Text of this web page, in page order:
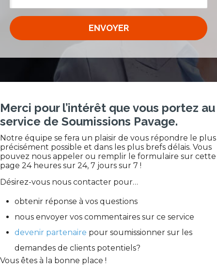
Merci pour l’intérêt que vous portez au
service de Soumissions Pavage.
Notre équipe se fera un plaisir de vous répondre le plus
précisément possible et dans les plus brefs délais. Vous
pouvez nous appeler ou remplir le formulaire sur cette
page 24 heures sur 24, 7 jours sur 7 !
Désirez-vous nous contacter pour…
obtenir réponse à vos questions
nous envoyer vos commentaires sur ce service
devenir partenaire pour soumissionner sur les
demandes de clients potentiels?
Vous êtes à la bonne place !